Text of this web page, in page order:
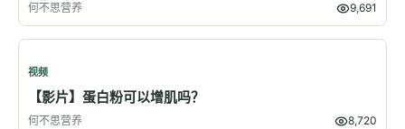
何不思营养 9,691
视频
【影片】蛋白粉可以增肌吗？
何不思营养 8,720